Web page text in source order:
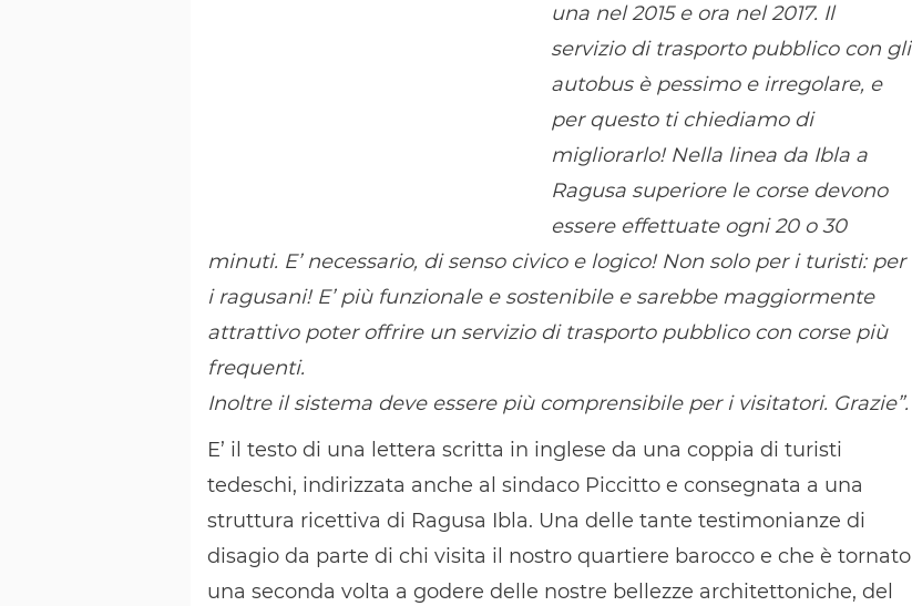
una nel 2015 e ora nel 2017. Il
servizio di trasporto pubblico con gli
autobus è pessimo e irregolare, e
per questo ti chiediamo di
migliorarlo! Nella linea da Ibla a
Ragusa superiore le corse devono
essere effettuate ogni 20 o 30
minuti. E’ necessario, di senso civico e logico! Non solo per i turisti: per
i ragusani! E’ più funzionale e sostenibile e sarebbe maggiormente
attrattivo poter offrire un servizio di trasporto pubblico con corse più
frequenti.
Inoltre il sistema deve essere più comprensibile per i visitatori. Grazie”.
E’ il testo di una lettera scritta in inglese da una coppia di turisti
tedeschi, indirizzata anche al sindaco Piccitto e consegnata a una
struttura ricettiva di Ragusa Ibla. Una delle tante testimonianze di
disagio da parte di chi visita il nostro quartiere barocco e che è tornato
una seconda volta a godere delle nostre bellezze architettoniche, del